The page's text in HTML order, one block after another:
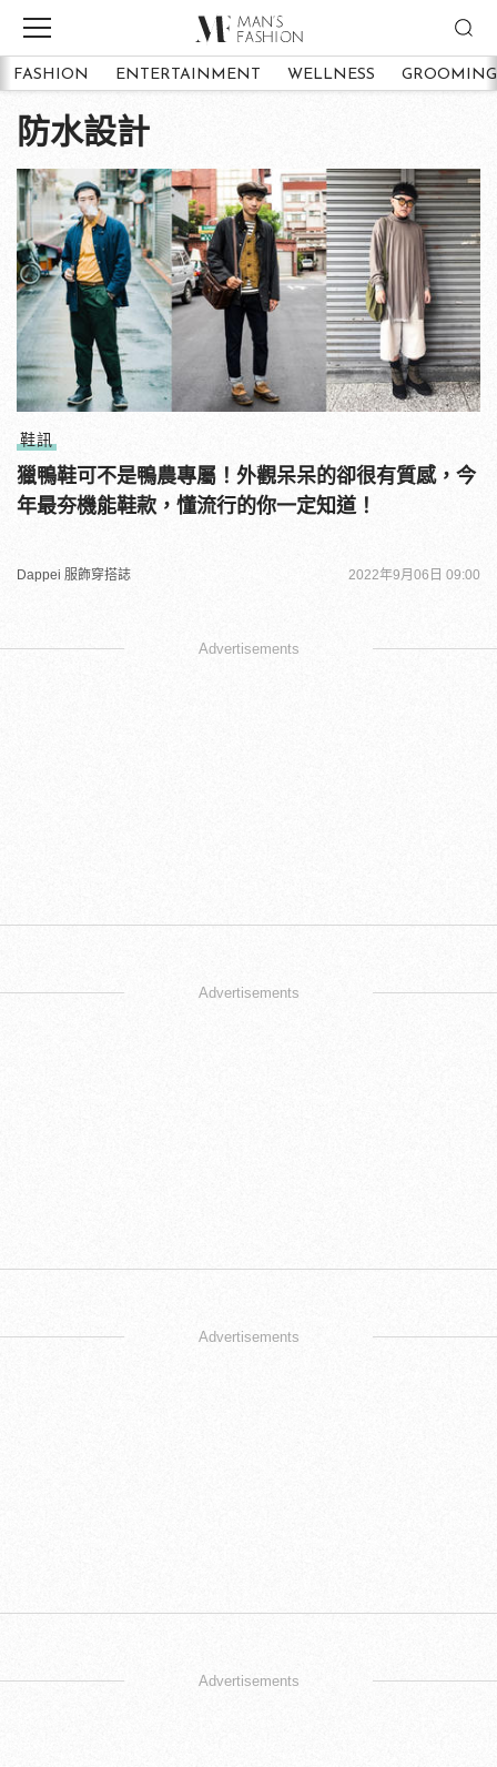
FASHION ENTERTAINMENT WELLNESS GROOMING
防水設計
鞋訊
獵鴨鞋可不是鴨農專屬！外觀呆呆的卻很有質感，今
年最夯機能鞋款，懂流行的你一定知道！
Dappei 服飾穿搭誌 2022年9月06日 09:00
Advertisements
Advertisements
Advertisements
Advertisements